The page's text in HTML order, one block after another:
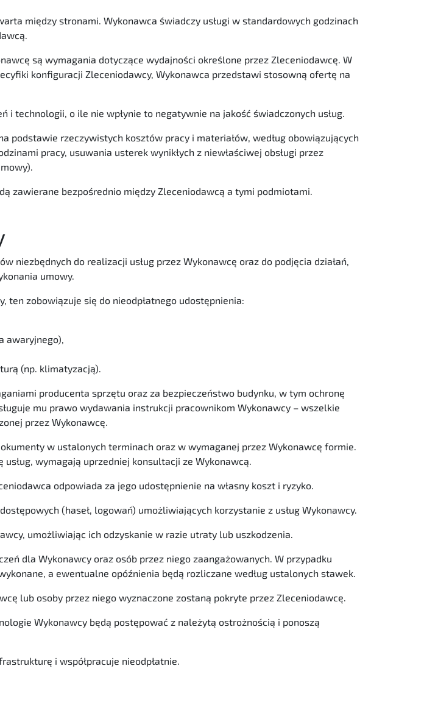
między stronami. Wykonawca świadczy usługi w standardowych godzinach
są wymagania dotyczące wydajności określone przez Zleceniodawcę. W
konfiguracji Zleceniodawcy, Wykonawca przedstawi stosowną ofertę na
technologii, o ile nie wpłynie to negatywnie na jakość świadczonych usług.
podstawie rzeczywistych kosztów pracy i materiałów, według obowiązujących
pracy, usuwania usterek wynikłych z niewłaściwej obsługi przez
zawierane bezpośrednio między Zleceniodawcą a tymi podmiotami.
niezbędnych do realizacji usług przez Wykonawcę oraz do podjęcia działań,
umowy.
ten zobowiązuje się do nieodpłatnego udostępnienia:
awaryjnego),
(np. klimatyzacją).
producenta sprzętu oraz za bezpieczeństwo budynku, w tym ochronę
mu prawo wydawania instrukcji pracownikom Wykonawcy – wszelkie
przez Wykonawcę.
w ustalonych terminach oraz w wymaganej przez Wykonawcę formie.
wymagają uprzedniej konsultacji ze Wykonawcą.
odpowiada za jego udostępnienie na własny koszt i ryzyko.
(haseł, logowań) umożliwiających korzystanie z usług Wykonawcy.
umożliwiając ich odzyskanie w razie utraty lub uszkodzenia.
dla Wykonawcy oraz osób przez niego zaangażowanych. W przypadku
a ewentualne opóźnienia będą rozliczane według ustalonych stawek.
lub osoby przez niego wyznaczone zostaną pokryte przez Zleceniodawcę.
Wykonawcy będą postępować z należytą ostrożnością i ponoszą
i współpracuje nieodpłatnie.